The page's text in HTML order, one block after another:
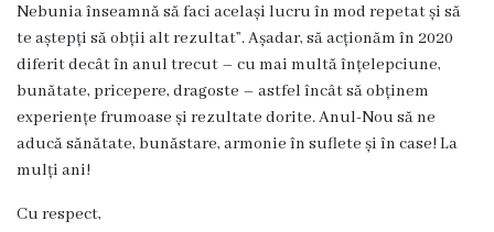
AMT
Buiucani
Servicii
Consultative
Specializate
de
Ambulator
Nebunia înseamnă să faci același lucru în mod repetat și să
te aștepți să obții alt rezultat”. Așadar, să acționăm în 2020
diferit decât în anul trecut – cu mai multă înțelepciune,
bunătate, pricepere, dragoste – astfel încât să obținem
experiențe frumoase și rezultate dorite. Anul-Nou să ne
aducă sănătate, bunăstare, armonie în suflete și în case! La
mulți ani!
Cu respect,